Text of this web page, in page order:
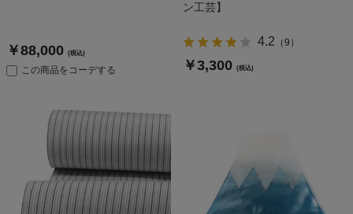
￥88,000 (税込)
この商品をコーデする
ン工芸】
4.2 （9 ）
￥3,300 (税込)